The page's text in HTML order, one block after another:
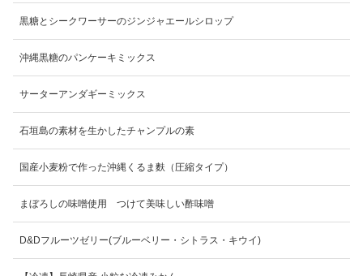
黒糖とシークワーサーのジンジャエールシロップ
沖縄黒糖のパンケーキミックス
サーターアンダギーミックス
石垣島の素材を生かしたチャンプルの素
国産小麦粉で作った沖縄くるま麩（圧縮タイプ）
まぼろしの味噌使用 つけて美味しい酢味噌
D&Dフルーツゼリー(ブルーベリー・シトラス・キウイ)